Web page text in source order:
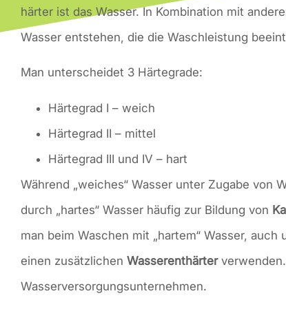
härter ist das Wasser. In Kombination mit
Wasser entstehen, die die Waschleistung
Man unterscheidet 3 Härtegrade:
Härtegrad I – weich
Härtegrad II – mittel
Härtegrad III und IV – hart
Während „weiches“ Wasser unter Zugabe von
durch „hartes“ Wasser häufig zur Bildung von
man beim Waschen mit „hartem“ Wasser,
einen zusätzlichen Wasserenthärter
Wasserversorgungsunternehmen.